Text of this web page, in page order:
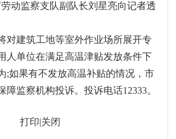
动监察支队副队长刘星亮向记者透
建筑工地等室外作业场所展开专
人单位在满足高温津贴发放条件下
;如果有不发放高温补贴的情况，市
障监察机构投诉。投诉电话12333。
打印|关闭